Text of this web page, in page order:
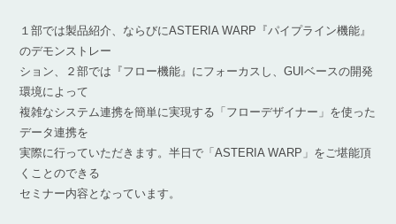
１部では製品紹介、ならびにASTERIA WARP『パイプライン機能』
のデモンストレー
ション、２部では『フロー機能』にフォーカスし、GUIベースの開発
環境によって
複雑なシステム連携を簡単に実現する「フローデザイナー」を使った
データ連携を
実際に行っていただきます。半日で「ASTERIA WARP」をご堪能頂
くことのできる
セミナー内容となっています。